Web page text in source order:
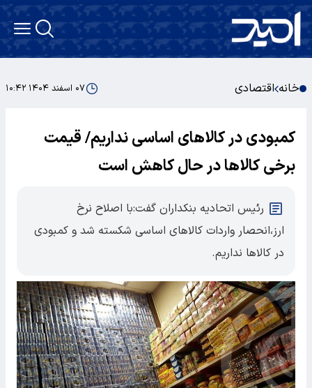
خانه اقتصادی ۰۷ اسفند ۱۴۰۴ ۱۰:۴۲
کمبودی در کالاهای اساسی نداریم/ قیمت
برخی کالاها در حال کاهش است
رئیس اتحادیه بنکداران گفت:با اصلاح نرخ
ارز،انحصار واردات کالاهای اساسی شکسته شد و کمبودی
در کالاها نداریم.